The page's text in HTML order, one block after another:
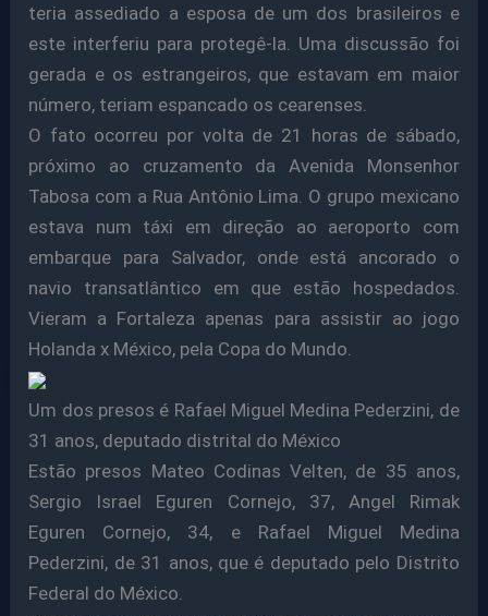
teria assediado a esposa de um dos brasileiros e
este interferiu para protegê-la. Uma discussão foi
gerada e os estrangeiros, que estavam em maior
número, teriam espancado os cearenses.
O fato ocorreu por volta de 21 horas de sábado,
próximo ao cruzamento da Avenida Monsenhor
Tabosa com a Rua Antônio Lima. O grupo mexicano
estava num táxi em direção ao aeroporto com
embarque para Salvador, onde está ancorado o
navio transatlântico em que estão hospedados.
Vieram a Fortaleza apenas para assistir ao jogo
Holanda x México, pela Copa do Mundo.
Um dos presos é Rafael Miguel Medina Pederzini, de
31 anos, deputado distrital do México
Estão presos Mateo Codinas Velten, de 35 anos,
Sergio Israel Eguren Cornejo, 37, Angel Rimak
Eguren Cornejo, 34, e Rafael Miguel Medina
Pederzini, de 31 anos, que é deputado pelo Distrito
Federal do México.